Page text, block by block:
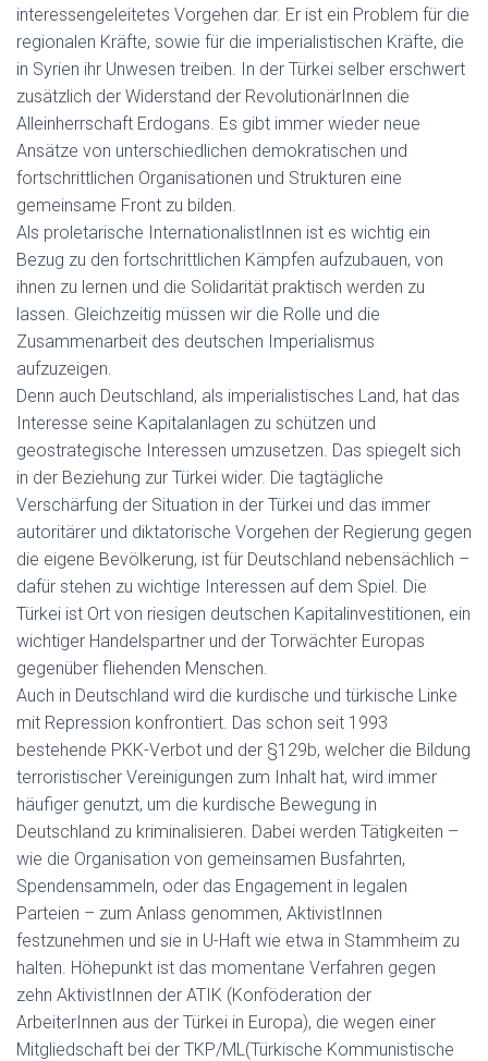
interessengeleitetes Vorgehen dar. Er ist ein Problem für die
regionalen Kräfte, sowie für die imperialistischen Kräfte, die
in Syrien ihr Unwesen treiben. In der Türkei selber erschwert
zusätzlich der Widerstand der RevolutionärInnen die
Alleinherrschaft Erdogans. Es gibt immer wieder neue
Ansätze von unterschiedlichen demokratischen und
fortschrittlichen Organisationen und Strukturen eine
gemeinsame Front zu bilden.
Als proletarische InternationalistInnen ist es wichtig ein
Bezug zu den fortschrittlichen Kämpfen aufzubauen, von
ihnen zu lernen und die Solidarität praktisch werden zu
lassen. Gleichzeitig müssen wir die Rolle und die
Zusammenarbeit des deutschen Imperialismus
aufzuzeigen.
Denn auch Deutschland, als imperialistisches Land, hat das
Interesse seine Kapitalanlagen zu schützen und
geostrategische Interessen umzusetzen. Das spiegelt sich
in der Beziehung zur Türkei wider. Die tagtägliche
Verschärfung der Situation in der Türkei und das immer
autoritärer und diktatorische Vorgehen der Regierung gegen
die eigene Bevölkerung, ist für Deutschland nebensächlich –
dafür stehen zu wichtige Interessen auf dem Spiel. Die
Türkei ist Ort von riesigen deutschen Kapitalinvestitionen, ein
wichtiger Handelspartner und der Torwächter Europas
gegenüber fliehenden Menschen.
Auch in Deutschland wird die kurdische und türkische Linke
mit Repression konfrontiert. Das schon seit 1993
bestehende PKK-Verbot und der §129b, welcher die Bildung
terroristischer Vereinigungen zum Inhalt hat, wird immer
häufiger genutzt, um die kurdische Bewegung in
Deutschland zu kriminalisieren. Dabei werden Tätigkeiten –
wie die Organisation von gemeinsamen Busfahrten,
Spendensammeln, oder das Engagement in legalen
Parteien – zum Anlass genommen, AktivistInnen
festzunehmen und sie in U-Haft wie etwa in Stammheim zu
halten. Höhepunkt ist das momentane Verfahren gegen
zehn AktivistInnen der ATIK (Konföderation der
ArbeiterInnen aus der Türkei in Europa), die wegen einer
Mitgliedschaft bei der TKP/ML(Türkische Kommunistische